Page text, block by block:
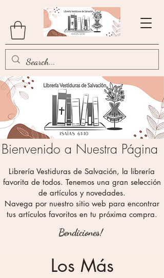
Librería Vestiduras de Salvación, la librería
favorita de todos. Tenemos una gran selección
de artículos y novedades.
Navega por nuestro sitio web para encontrar
tus artículos favoritos en tu próxima compra.
Bendiciones!
Bienvenido a Nuestra Página
Los Más